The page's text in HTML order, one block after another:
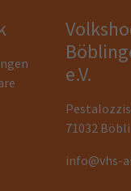
e.V.
71032
info@vhs-